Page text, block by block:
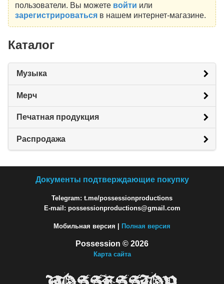
пользователи. Вы можете войти или
зарегистрироватьсяв нашем интернет-магазине.
Каталог
Музыка
Мерч
Печатная продукция
Распродажа
Документы подтверждающие покупку
Telegram: t.me/possessionproductions
E-mail: possessionproductions@gmail.com
Мобильная версия | Полная версия
Possession © 2026
Карта сайта